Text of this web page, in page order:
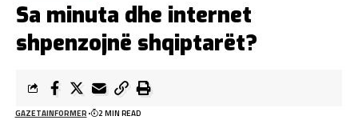
Sa minuta dhe internet
shpenzojnë shqiptarët?
GAZETAINFORMER 2 MIN READ